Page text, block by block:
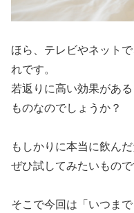
ほら、テレビやネット
れです。
若返りに高い効果があ
ものなのでしょうか？
もしかりに本当に飲ん
ぜひ試してみたいもの
そこで今回は「いつま